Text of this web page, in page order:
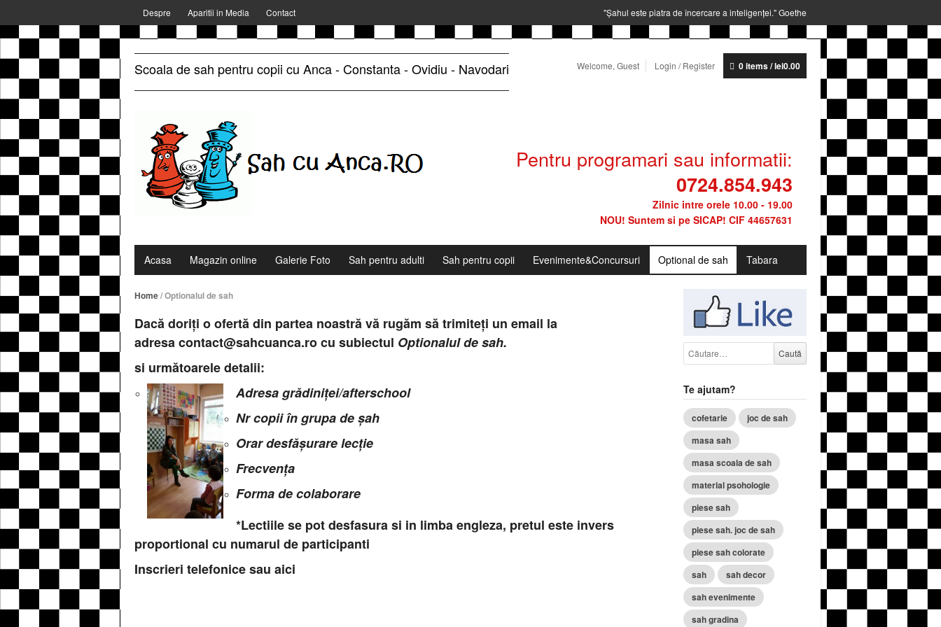
Despre Aparitii in Media Contact "Şahul este piatra de încercare a inteligenţei." Goethe
Scoala de sah pentru copii cu Anca - Constanta - Ovidiu - Navodari Welcome, Guest Login / Register 0 items /lei0.00
Pentru programari sau informatii:
0724.854.943
Zilnic intre orele 10.00 - 19.00
NOU! Suntem si pe SICAP! CIF 44657631
Acasa Magazin online Galerie Foto Sah pentru adulti Sah pentru copii Evenimente&Concursuri Optional de sah Tabara
Home/Optionalul de sah
Dacă doriți o ofertă din partea noastră vă rugăm să trimiteți un email la
adresacontact@sahcuanca.rocu subiectul Optionalul de sah.
si următoarele detalii:
Adresa grădiniței/afterschool
Nr copii în grupa de șah
Orar desfășurare lecție
Frecvența
Forma de colaborare
*Lectiile se pot desfasura si in limba engleza, pretul este invers
proportional cu numarul de participanti
Inscrieri telefonice sau aici
Caută după:
Te ajutam?
cofetarie
joc de sah
masa sah
masa scoala de sah
material psohologie
piese sah
piese sah. joc de sah
piese sah colorate
sah
sah decor
sah evenimente
sah gradina